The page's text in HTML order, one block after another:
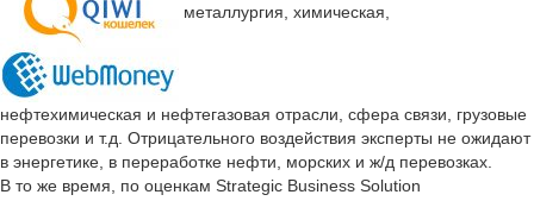
металлургия, химическая,
нефтехимическая и нефтегазовая отрасли, сфера связи, грузовые
перевозки и т.д. Отрицательного воздействия эксперты не ожидают
в энергетике, в переработке нефти, морских и ж/д перевозках.
В то же время, по оценкам Strategic Business Solution